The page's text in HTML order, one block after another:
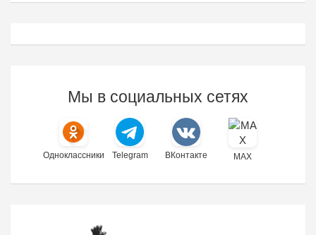
Мы в социальных сетях
Одноклассники Telegram ВКонтакте MAX